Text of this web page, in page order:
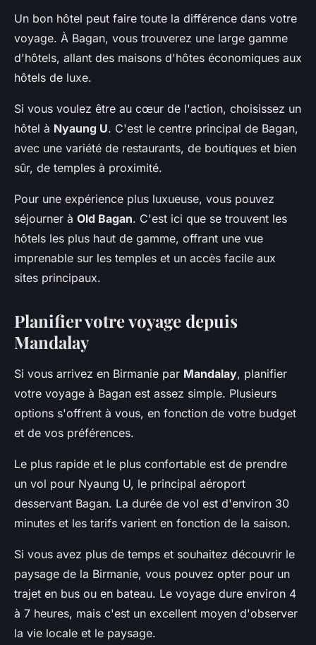
Un bon hôtel peut faire toute la différence dans votre
voyage. À Bagan, vous trouverez une large gamme
d'hôtels, allant des maisons d'hôtes économiques aux
hôtels de luxe.
Si vous voulez être au cœur de l'action, choisissez un
hôtel à Nyaung U. C'est le centre principal de Bagan,
avec une variété de restaurants, de boutiques et bien
sûr, de temples à proximité.
Pour une expérience plus luxueuse, vous pouvez
séjourner à Old Bagan. C'est ici que se trouvent les
hôtels les plus haut de gamme, offrant une vue
imprenable sur les temples et un accès facile aux
sites principaux.
Planifier votre voyage depuis
Mandalay
Si vous arrivez en Birmanie par Mandalay, planifier
votre voyage à Bagan est assez simple. Plusieurs
options s'offrent à vous, en fonction de votre budget
et de vos préférences.
Le plus rapide et le plus confortable est de prendre
un vol pour Nyaung U, le principal aéroport
desservant Bagan. La durée de vol est d'environ 30
minutes et les tarifs varient en fonction de la saison.
Si vous avez plus de temps et souhaitez découvrir le
paysage de la Birmanie, vous pouvez opter pour un
trajet en bus ou en bateau. Le voyage dure environ 4
à 7 heures, mais c'est un excellent moyen d'observer
la vie locale et le paysage.